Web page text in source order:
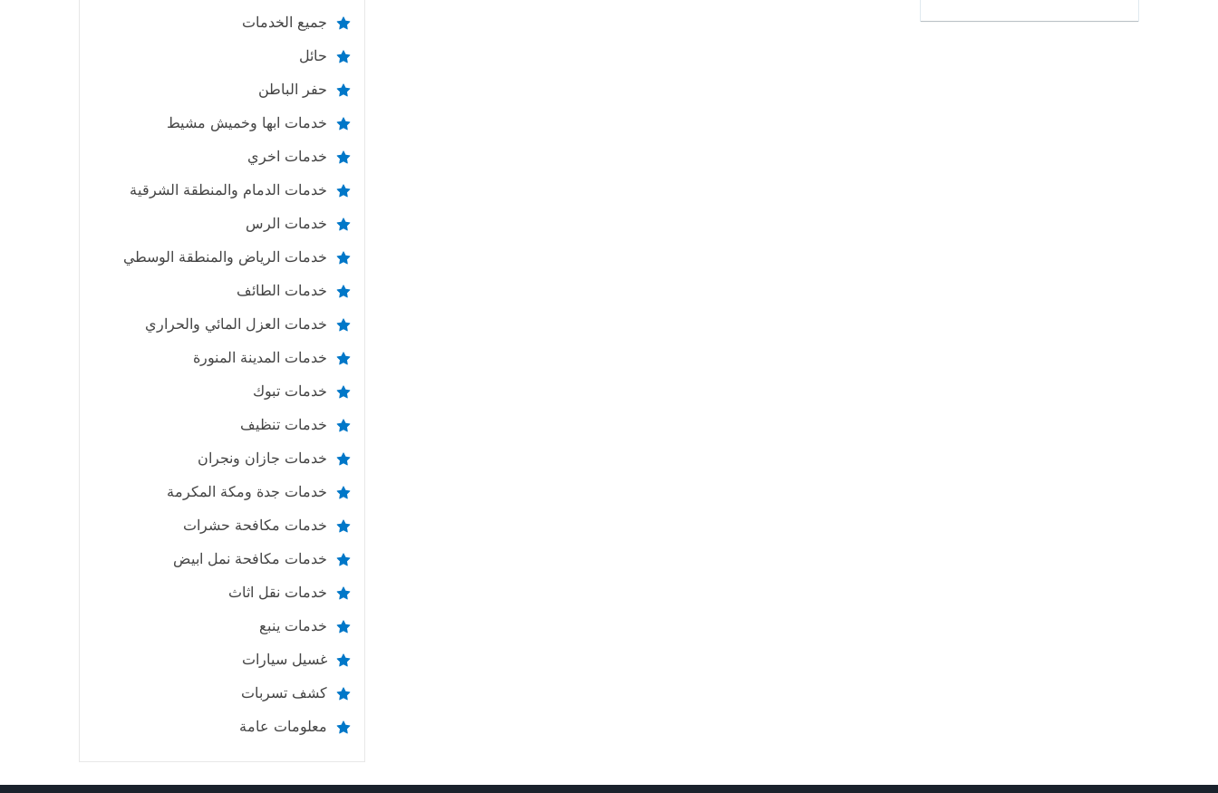
جميع الخدمات
حائل
حفر الباطن
خدمات ابها وخميش مشيط
خدمات اخري
خدمات الدمام والمنطقة الشرقية
خدمات الرس
خدمات الرياض والمنطقة الوسطي
خدمات الطائف
خدمات العزل المائي والحراري
خدمات المدينة المنورة
خدمات تبوك
خدمات تنظيف
خدمات جازان ونجران
خدمات جدة ومكة المكرمة
خدمات مكافحة حشرات
خدمات مكافحة نمل ابيض
خدمات نقل اثاث
خدمات ينبع
غسيل سيارات
كشف تسربات
معلومات عامة